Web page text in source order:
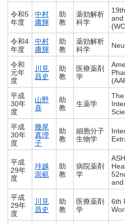
令和5
年度
中村
庸輝
助
教
薬効解析
科学
and
令和4
年度
中村
庸輝
助
教
薬効解析
科学
令和
元年
度
川見
昌史
助
教
医療薬剤
学
平成
30年
度
山野
喜
助
教
生薬学
平成
30年
度
幾尾
真理
子
助
教
細胞分子
生物学
平成
29年
度
垰越
崇範
助
教
病院薬剤
学
and
平成
29年
度
川見
昌史
助
教
医療薬剤
学
6th